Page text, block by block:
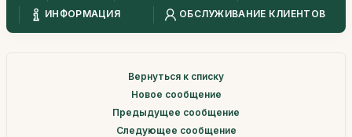
ИНФОРМАЦИЯ
ОБСЛУЖИВАНИЕ КЛИЕНТОВ
Вернуться к списку
Новое сообщение
Предыдущее сообщение
Следующее сообщение